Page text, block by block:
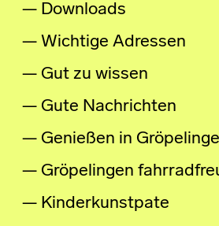
Downloads
Wichtige Adressen
Gut zu wissen
Gute Nachrichten
Genießen in
Gröpelingen
Kinderkunstpate